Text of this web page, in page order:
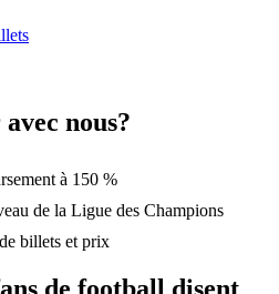
nous?
à 150 %
de la Ligue des Champions
billets et prix